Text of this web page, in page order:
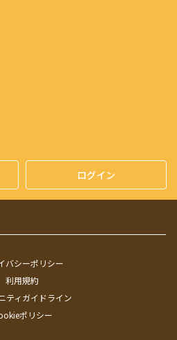
ログイン
バシーポリシー
利用規約
ティガイドライン
ポリシー